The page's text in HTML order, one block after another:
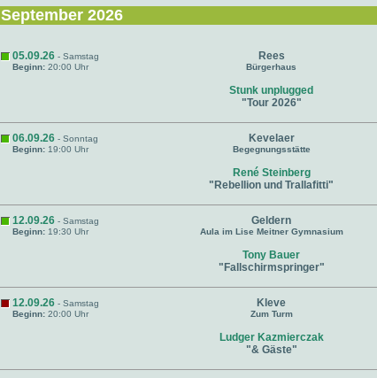
September 2026
05.09.26 - Samstag
Beginn: 20:00 Uhr
Rees
Bürgerhaus
Stunk unplugged
"Tour 2026"
06.09.26 - Sonntag
Beginn: 19:00 Uhr
Kevelaer
Begegnungsstätte
René Steinberg
"Rebellion und Trallafitti"
12.09.26 - Samstag
Beginn: 19:30 Uhr
Geldern
Aula im Lise Meitner Gymnasium
Tony Bauer
"Fallschirmspringer"
12.09.26 - Samstag
Beginn: 20:00 Uhr
Kleve
Zum Turm
Ludger Kazmierczak
"& Gäste"